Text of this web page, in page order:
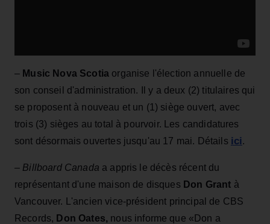
– Music Nova Scotia organise l'élection annuelle de
son conseil d'administration. Il y a deux (2) titulaires qui
se proposent à nouveau et un (1) siège ouvert, avec
trois (3) sièges au total à pourvoir. Les candidatures
sont désormais ouvertes jusqu'au 17 mai. Détails ici.
– Billboard Canada a appris le décès récent du
représentant d'une maison de disques Don Grant à
Vancouver. L'ancien vice-président principal de CBS
Records, Don Oates, nous informe que «Don a